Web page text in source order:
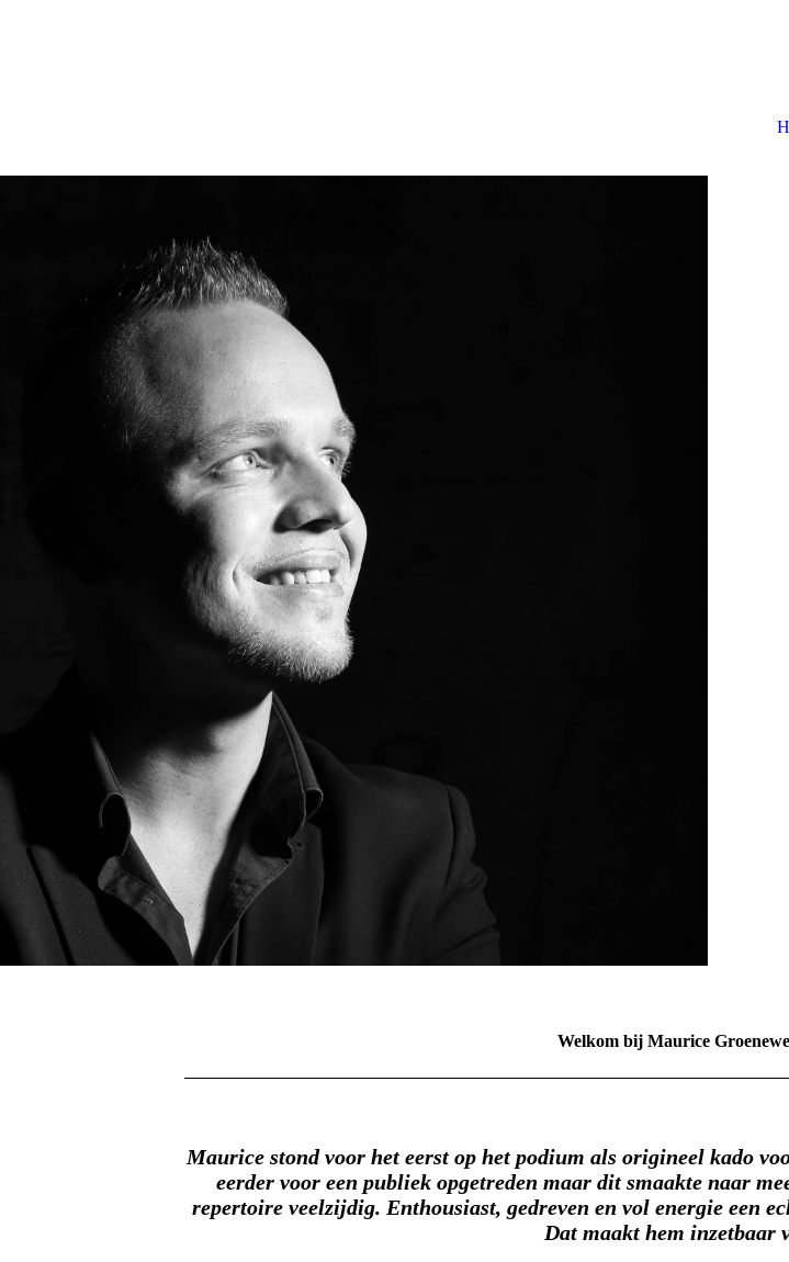
Welkom bij Maurice
Maurice stond voor het eerst op het podium als origineel kado
eerder voor een publiek opgetreden maar dit smaakte naar
repertoire veelzijdig. Enthousiast, gedreven en vol energie een
Dat maakt hem inzetbaar